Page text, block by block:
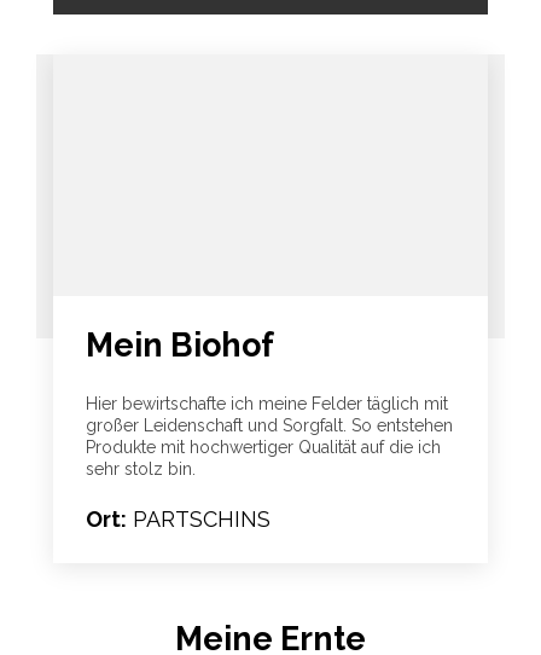
Mein Biohof
Hier bewirtschafte ich meine Felder täglich mit
großer Leidenschaft und Sorgfalt. So entstehen
Produkte mit hochwertiger Qualität auf die ich
sehr stolz bin.
Ort: PARTSCHINS
Meine Ernte